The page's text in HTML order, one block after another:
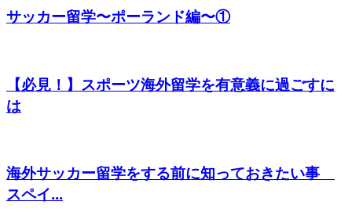
サッカー留学〜ポーランド編〜①
【必見！】スポーツ海外留学を有意義に過ごすに
は
海外サッカー留学をする前に知っておきたい事
スペイ...